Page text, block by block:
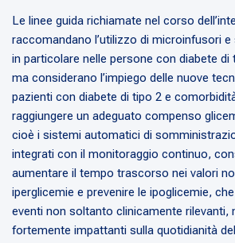
Le linee guida richiamate nel corso
raccomandano l’utilizzo di microinfusori
in particolare nelle persone con diabete
ma considerano l’impiego delle nuove
pazienti con diabete di tipo 2 e
raggiungere un adeguato compenso
cioè i sistemi automatici di
integrati con il monitoraggio continuo,
aumentare il tempo trascorso nei valori
iperglicemie e prevenire le ipoglicemie,
eventi non soltanto clinicamente rilevanti,
fortemente impattanti sulla quotidianità